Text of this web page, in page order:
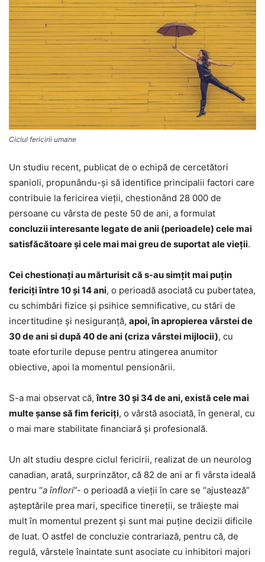
Ciclul fericirii umane
Un studiu recent, publicat de o echipă de cercetători
spanioli, propunându-şi să identifice principalii factori care
contribuie la fericirea vieţii, chestionând 28 000 de
persoane cu vârsta de peste 50 de ani, a formulat
concluzii interesante legate de anii (perioadele) cele mai
satisfăcătoare şi cele mai mai greu de suportat ale vieţii.
Cei chestionaţi au mărturisit că s-au simţit mai puţin
fericiţi între 10 și 14 ani, o perioadă asociată cu pubertatea,
cu schimbări fizice şi psihice semnificative, cu stări de
incertitudine şi nesiguranţă, apoi, în apropierea vârstei de
30 de ani si după 40 de ani (criza vârstei mijlocii), cu
toate eforturile depuse pentru atingerea anumitor
obiective, apoi la momentul pensionării.
S-a mai observat că,între 30 şi 34 de ani, există cele mai
multe şanse să fim fericiţi, o vârstă asociată, în general, cu
o mai mare stabilitate financiară și profesională.
Un alt studiu despre ciclul fericirii, realizat de un neurolog
canadian, arată, surprinzător, că 82 de ani ar fi vârsta ideală
pentru “a înflori”- o perioadă a vieții în care se “ajustează”
aşteptările prea mari, specifice tinereţii, se trăieşte mai
mult în momentul prezent și sunt mai puține decizii dificile
de luat. O astfel de concluzie contrariază, pentru că, de
regulă, vârstele înaintate sunt asociate cu inhibitori majori